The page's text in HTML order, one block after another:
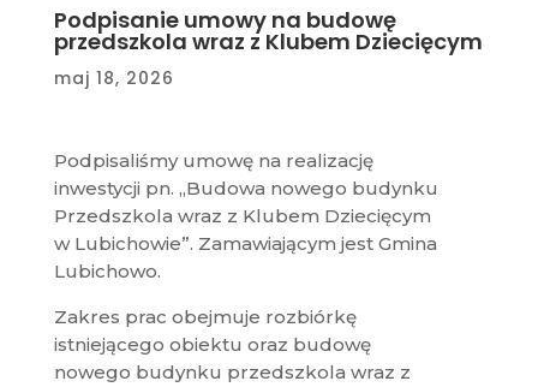
Podpisanie umowy na budowę
przedszkola wraz z Klubem Dziecięcym
maj 18, 2026
Podpisaliśmy umowę na realizację
inwestycji pn. „Budowa nowego budynku
Przedszkola wraz z Klubem Dziecięcym
w Lubichowie”. Zamawiającym jest Gmina
Lubichowo.
Zakres prac obejmuje rozbiórkę
istniejącego obiektu oraz budowę
nowego budynku przedszkola wraz z